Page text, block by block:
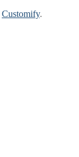
Customify.